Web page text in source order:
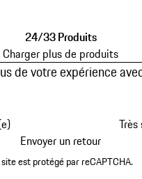
24/33 Produits
Charger plus de produits
de votre expérience
Envoyer un retour
est protégé par reCAPTCHA.